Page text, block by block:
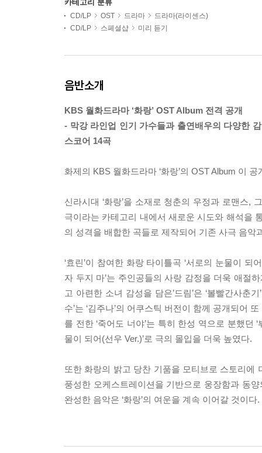
카테고리 분류
CD/LP OST 드라마
드라마(라이센스)
CD/LP
스페셜샵 미리 듣기
음반소개
KBS 월화드라마 ‘화랑’ OST Album 전격 공개
- 막강 라인업 인기 가수들과 출연배우의 다양한
스코어 14곡
화제의 KBS 월화드라마 ‘화랑’의 OST Album 이 공
신라시대 ‘화랑’을 소재로 청춘의 우정과 로맨스,
극이라는 카테고리 내에서 새로운 시도와 해석을
의 성격을 배합한 곡들로 제작되어 기존 사극 음악
‘효린’이 참여한 화랑 타이틀곡 ‘서로의 눈물이 되어
자 두지 마’는 주인공들의 사랑 감정을 더욱 애절
고 아련한 소녀 감성을 담은’드림’은 ‘볼빨간사춘
수’는 ‘김주나’의 어쿠스틱 버전이 함께 공개되어
를 전한 ‘죽어도 너야’는 특히 한성 역으로 분했던 ‘
물이 되어(선우 Ver.)’로 극의 몰입을 더욱 높였다.
또한 화랑의 밝고 당찬 기품을 모티브로 스토리에
풍성한 오케스트레이션을 기반으로 웅장함과 동
완성한 음악은 ‘화랑’의 여운을 계속 이어갈 것이다.